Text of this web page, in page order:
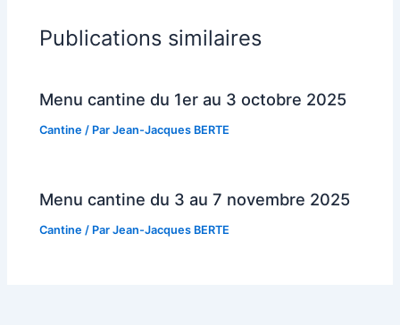
Publications similaires
Menu cantine du 1er au 3 octobre 2025
Cantine / ParJean-Jacques BERTE
Menu cantine du 3 au 7 novembre 2025
Cantine / ParJean-Jacques BERTE